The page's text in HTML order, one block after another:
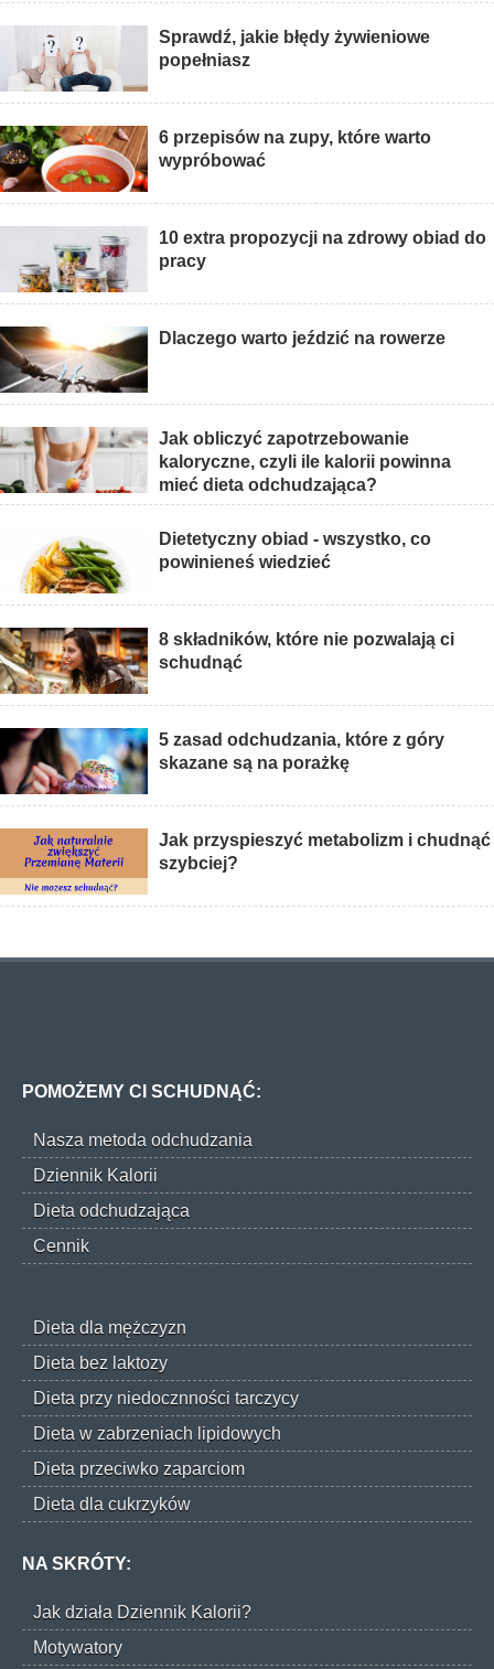
Sprawdź, jakie błędy żywieniowe
popełniasz
6 przepisów na zupy, które warto
wypróbować
10 extra propozycji na zdrowy obiad do
pracy
Dlaczego warto jeździć na rowerze
Jak obliczyć zapotrzebowanie
kaloryczne, czyli ile kalorii powinna
mieć dieta odchudzająca?
Dietetyczny obiad - wszystko, co
powinieneś wiedzieć
8 składników, które nie pozwalają ci
schudnąć
5 zasad odchudzania, które z góry
skazane są na porażkę
Jak przyspieszyć metabolizm i chudnąć
szybciej?
POMOŻEMY CI SCHUDNĄĆ:
Nasza metoda odchudzania
Dziennik Kalorii
Dieta odchudzająca
Cennik
Dieta dla mężczyzn
Dieta bez laktozy
Dieta przy niedocznności tarczycy
Dieta w zabrzeniach lipidowych
Dieta przeciwko zaparciom
Dieta dla cukrzyków
NA SKRÓTY:
Jak działa Dziennik Kalorii?
Motywatory